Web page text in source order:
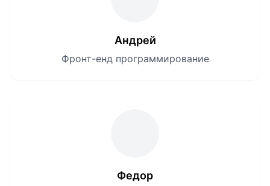
Андрей
Фронт-енд программирование
Федор